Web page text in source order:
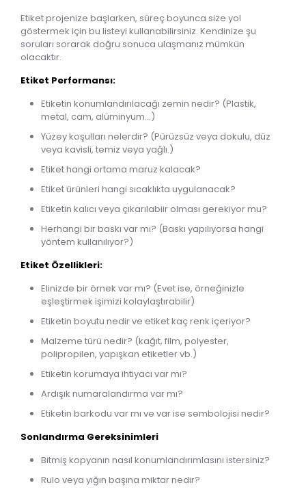
Etiket projenize başlarken, süreç boyunca size yol
göstermek için bu listeyi kullanabilirsiniz. Kendinize şu
soruları sorarak doğru sonuca ulaşmanız mümkün
olacaktır.
Etiket Performansı:
Etiketin konumlandırılacağı zemin nedir? (Plastik,
metal, cam, alüminyum…)
Yüzey koşulları nelerdir? (Pürüzsüz veya dokulu, düz
veya kavisli, temiz veya yağlı.)
Etiket hangi ortama maruz kalacak?
Etiket ürünleri hangi sıcaklıkta uygulanacak?
Etiketin kalıcı veya çıkarılabiir olması gerekiyor mu?
Herhangi bir baskı var mı? (Baskı yapılıyorsa hangi
yöntem kullanılıyor?)
Etiket Özellikleri:
Elinizde bir örnek var mı? (Evet ise, örneğinizle
eşleştirmek işimizi kolaylaştırabilir)
Etiketin boyutu nedir ve etiket kaç renk içeriyor?
Malzeme türü nedir? (kağıt, film, polyester,
polipropilen, yapışkan etiketler vb.)
Etiketin korumaya ihtiyacı var mı?
Ardışık numaralandırma var mı?
Etiketin barkodu var mı ve var ise sembolojisi nedir?
Sonlandırma Gereksinimleri
Bitmiş kopyanın nasıl konumlandırımlasını istersiniz?
Rulo veya yığın başına miktar nedir?